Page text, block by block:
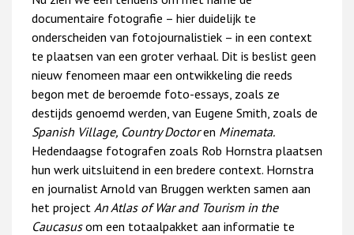
documentaire fotografie – hier duidelijk te
onderscheiden van fotojournalistiek – in een context
te plaatsen van een groter verhaal. Dit is beslist geen
nieuw fenomeen maar een ontwikkeling die reeds
begon met de beroemde foto-essays, zoals ze
destijds genoemd werden, van Eugene Smith, zoals de
Spanish Village, Country Doctoren Minemata.
Hedendaagse fotografen zoals Rob Hornstra plaatsen
hun werk uitsluitend in een bredere context. Hornstra
en journalist Arnold van Bruggen werkten samen aan
het project An Atlas of War and Tourism in the
Caucasusom een totaalpakket aan informatie te